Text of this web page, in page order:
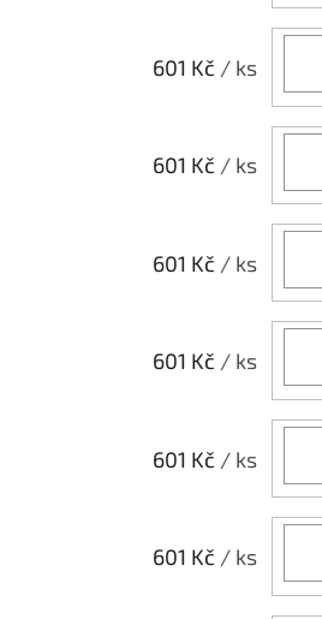
601 Kč / ks
601 Kč / ks
601 Kč / ks
601 Kč / ks
601 Kč / ks
601 Kč / ks